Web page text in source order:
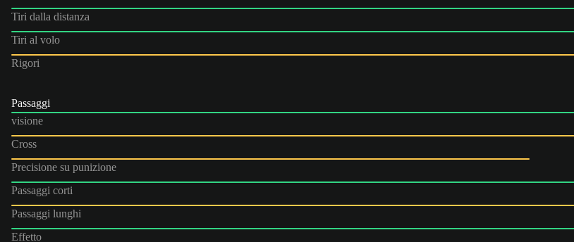
Tiri dalla distanza
Tiri al volo
Rigori
Passaggi
visione
Cross
Precisione su punizione
Passaggi corti
Passaggi lunghi
Effetto